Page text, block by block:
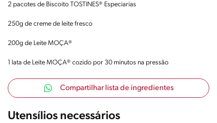
2 pacotes de Biscoito TOSTINES® Especiarias
250g de creme de leite fresco
200g de Leite MOÇA®
1 lata de Leite MOÇA® cozido por 30 minutos na pressão
Compartilhar lista de ingredientes
Utensílios necessários